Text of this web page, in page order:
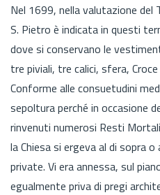
Nel 1699, nella valutazione del
S. Pietro è indicata in questi
dove si conservano le
tre piviali, tre calici, sfera,
Conforme alle consuetudini
sepoltura perché in occasione
rinvenuti numerosi Resti
la Chiesa si ergeva al di sopra
private. Vi era annessa, sul
egualmente priva di pregi